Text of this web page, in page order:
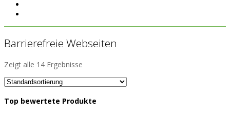
Barrierefreie Webseiten
Zeigt alle 14 Ergebnisse
Top bewertete Produkte